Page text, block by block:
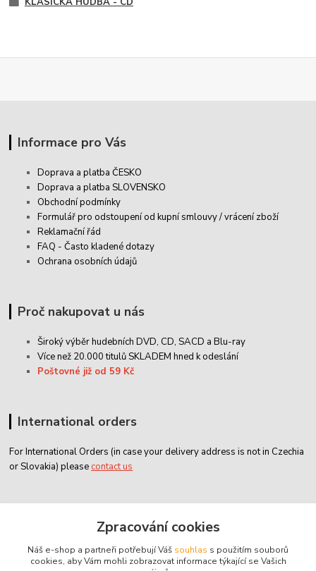
Informace pro Vás
Doprava a platba ČESKO
Doprava a platba SLOVENSKO
Obchodní podmínky
Formulář pro odstoupení od kupní smlouvy / vrácení zboží
Reklamační řád
FAQ - Často kladené dotazy
Ochrana osobních údajů
Proč nakupovat u nás
Široký výběr hudebních DVD, CD,SACD a Blu-ray
Více než 20.000 titulů SKLADEM hned k odeslání
Poštovné již od 59 Kč
International orders
For International Orders (in case your delivery address is not in Czechia
or Slovakia) please contact us
classicdvd@classicdvd.cz
Zpracování cookies
Náš e-shop a partneři potřebují Váš souhlas s použitím souborů
cookies, aby Vám mohli zobrazovat informace týkající se Vašich